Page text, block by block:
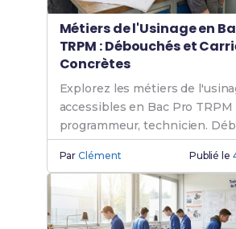
Métiers de l'Usinage en
TRPM : Débouchés et
Concrètes
Explorez les métiers de
accessibles en Bac Pro TRPM
programmeur, technicien.
salaires détaillés.
ParClément Publié le